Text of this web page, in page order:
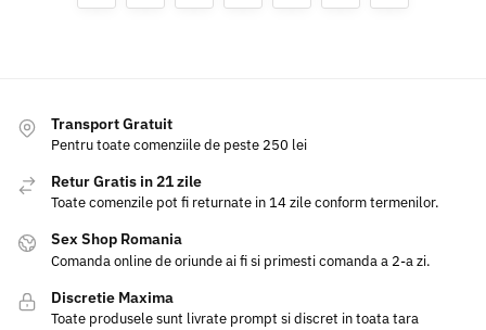
Transport Gratuit
Pentru toate comenziile de peste 250 lei
Retur Gratis in 21 zile
Toate comenzile pot fi returnate in 14 zile conform termenilor.
Sex Shop Romania
Comanda online de oriunde ai fi si primesti comanda a 2-a zi.
Discretie Maxima
Toate produsele sunt livrate prompt si discret in toata tara